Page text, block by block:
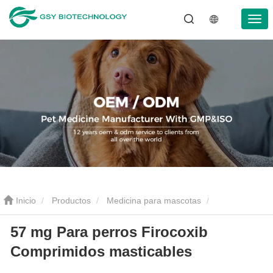
Inicio Productos Medicina para mascotas
Antiinflamatorio para mascotas
Comprimidos masticables
57 mg Para perros Firocoxib
Comprimidos masticables